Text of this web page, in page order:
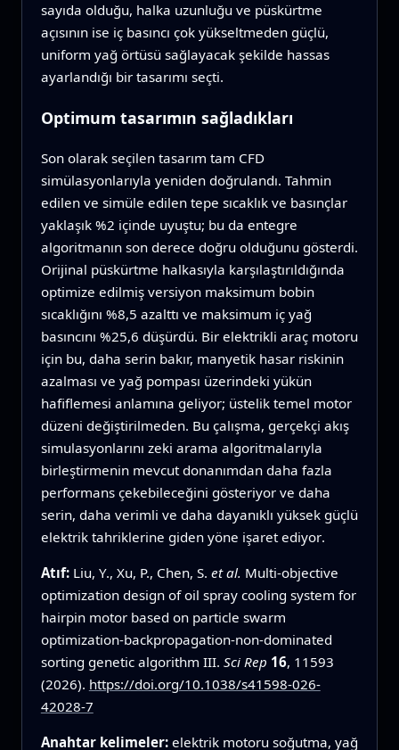
sayıda olduğu, halka uzunluğu ve püskürtme
açısının ise iç basıncı çok yükseltmeden güçlü,
uniform yağ örtüsü sağlayacak şekilde hassas
ayarlandığı bir tasarımı seçti.
Optimum tasarımın sağladıkları
Son olarak seçilen tasarım tam CFD
simülasyonlarıyla yeniden doğrulandı. Tahmin
edilen ve simüle edilen tepe sıcaklık ve basınçlar
yaklaşık %2 içinde uyuştu; bu da entegre
algoritmanın son derece doğru olduğunu gösterdi.
Orijinal püskürtme halkasıyla karşılaştırıldığında
optimize edilmiş versiyon maksimum bobin
sıcaklığını %8,5 azalttı ve maksimum iç yağ
basıncını %25,6 düşürdü. Bir elektrikli araç motoru
için bu, daha serin bakır, manyetik hasar riskinin
azalması ve yağ pompası üzerindeki yükün
hafiflemesi anlamına geliyor; üstelik temel motor
düzeni değiştirilmeden. Bu çalışma, gerçekçi akış
simulasyonlarını zeki arama algoritmalarıyla
birleştirmenin mevcut donanımdan daha fazla
performans çekebileceğini gösteriyor ve daha
serin, daha verimli ve daha dayanıklı yüksek güçlü
elektrik tahriklerine giden yöne işaret ediyor.
Atıf: Liu, Y., Xu, P., Chen, S. et al. Multi-objective
optimization design of oil spray cooling system for
hairpin motor based on particle swarm
optimization-backpropagation-non-dominated
sorting genetic algorithm III. Sci Rep 16, 11593
(2026). https://doi.org/10.1038/s41598-026-
42028-7
Anahtar kelimeler: elektrik motoru soğutma, yağ